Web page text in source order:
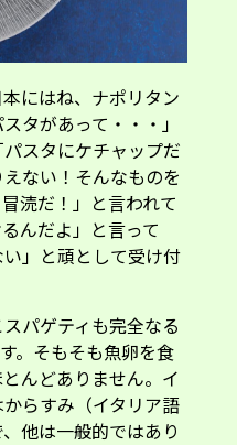
にはね、ナポリタン
タがあって・・・」
スタにケチャップだ
ない！そんなものを
涜だ！」と言われて
んだよ」と言って
」と頑として受け付
パゲティも完全なる
。そもそも魚卵を食
んどありません。イ
らすみ（イタリア語
他は一般的ではあり